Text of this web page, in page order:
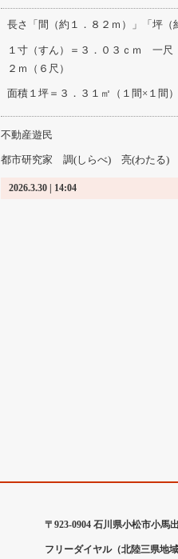
長さ「間（約１．８２ｍ）」「坪（
１寸（すん）＝３．０３ｃｍ 一尺
２ｍ（６尺）
面積１坪＝３．３１㎡（１間×１間）
不動産遊民
都市研究家 調(しらべ) 亮(わたる)
2026.3.30 | 14:04
〒923-0904 石川県小松市小馬
フリーダイヤル（北陸三県地